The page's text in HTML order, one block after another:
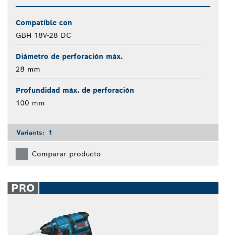
Compatible con
GBH 18V-28 DC
Diámetro de perforación máx.
28 mm
Profundidad máx. de perforación
100 mm
Variants: 1
Comparar producto
PRO